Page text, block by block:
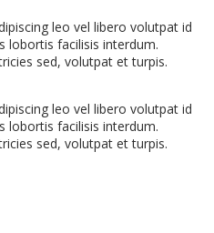
leo vel libero volutpat id
lobortis facilisis interdum.
sed, volutpat et turpis.
leo vel libero volutpat id
lobortis facilisis interdum.
sed, volutpat et turpis.